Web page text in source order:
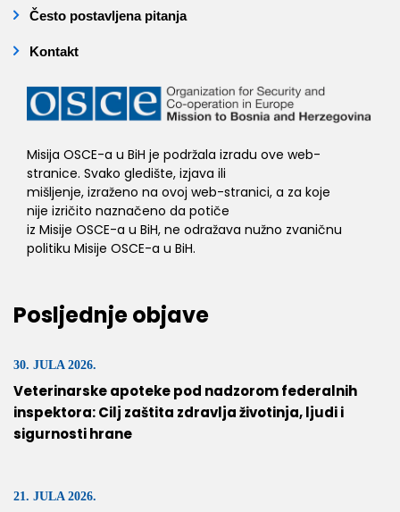
Često postavljena pitanja
Kontakt
Misija OSCE-a u BiH je podržala izradu ove web-
stranice. Svako gledište, izjava ili
mišljenje, izraženo na ovoj web-stranici, a za koje
nije izričito naznačeno da potiče
iz Misije OSCE-a u BiH, ne odražava nužno zvaničnu
politiku Misije OSCE-a u BiH.
Posljednje objave
30. JULA 2026.
Veterinarske apoteke pod nadzorom federalnih
inspektora: Cilj zaštita zdravlja životinja, ljudi i
sigurnosti hrane
21. JULA 2026.